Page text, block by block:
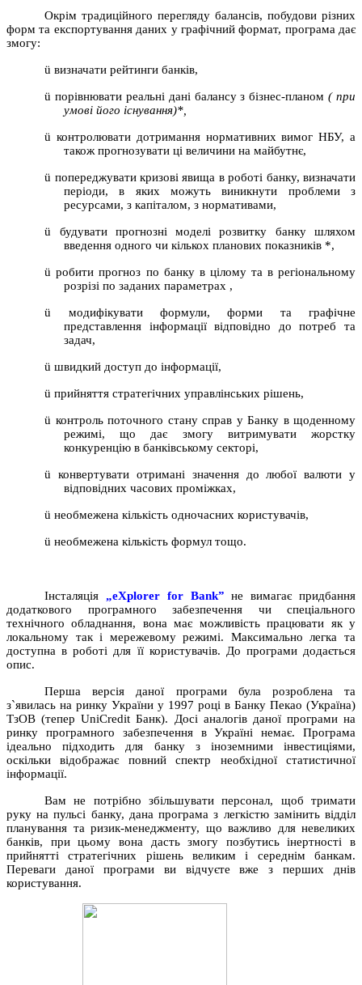
Окрім традиційного перегляду балансів, побудови різних
форм та експортування даних у графічний формат, програма дає
змогу:
ü визначати рейтинги банків,
ü порівнювати реальні дані балансу з бізнес-планом( при
умові його існування)*,
ü контролювати дотримання нормативних вимог НБУ, а
також прогнозувати ці величини на майбутнє,
ü попереджувати кризові явища в роботі банку, визначати
періоди, в яких можуть виникнути проблеми з
ресурсами, з капіталом, з нормативами,
ü
будувати прогнозні моделі розвитку банку шляхом
введення одного чи кількох планових показників *,
ü робити прогноз по банку в цілому та в регіональному
розрізі по заданих параметрах ,
ü
модифікувати формули, форми та графічне
представлення інформації відповідно до потреб та
задач,
ü швидкий доступ до інформації,
ü прийняття стратегічних управлінських рішень,
ü контроль поточного стану справ у Банку в щоденному
режимі, що дає змогу витримувати жорстку
конкуренцію в банківському секторі,
ü
конвертувати отримані значення до любої валюти у
відповідних часових проміжках,
ü необмежена кількість одночасних користувачів,
ü необмежена кількість формул тощо.
Інсталяція „eXplorer for Bank”не вимагає придбання
додаткового програмного забезпечення чи спеціального
технічного обладнання, вона має можливість працювати як у
локальному так і мережевому режимі. Максимально легка та
доступна в роботі для її користувачів. До програми додається
опис.
Перша версія даної програми була розроблена та
з`явилась на ринку України у 1997 році в Банку Пекао (Україна)
ТзОВ (тепер UniCredit Банк). Досі аналогів даної програми на
ринку програмного забезпечення в Україні немає. Програма
ідеально підходить для банку з іноземними інвестиціями,
оскільки відображає повний спектр необхідної статистичної
інформації.
Вам не потрібно збільшувати персонал, щоб тримати
руку на пульсі банку, дана програма з легкістю замінить відділ
планування та ризик-менеджменту, що важливо для невеликих
банків, при цьому вона дасть змогу позбутись інертності в
прийнятті стратегічних рішень великим і середнім банкам.
Переваги даної програми ви відчуєте вже з перших днів
користування.